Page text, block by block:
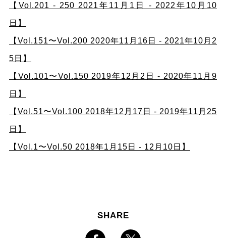
【Vol.201 - 250 2021年11月1日 - 2022年10月10
日】
【Vol.151〜Vol.200 2020年11月16日 - 2021年10月2
5日】
【Vol.101〜Vol.150 2019年12月2日 - 2020年11月9
日】
【Vol.51〜Vol.100 2018年12月17日 - 2019年11月25
日】
【Vol.1〜Vol.50 2018年1月15日 - 12月10日】
SHARE